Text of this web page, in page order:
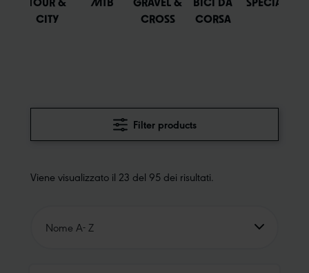
CITY
CROSS
CORSA
Filter products
Viene visualizzato il 23 del 95 dei risultati.
Nome A- Z